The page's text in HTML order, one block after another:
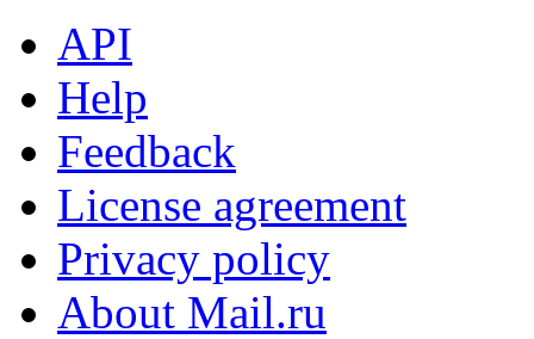
API
Help
Feedback
License agreement
Privacy policy
About Mail.ru